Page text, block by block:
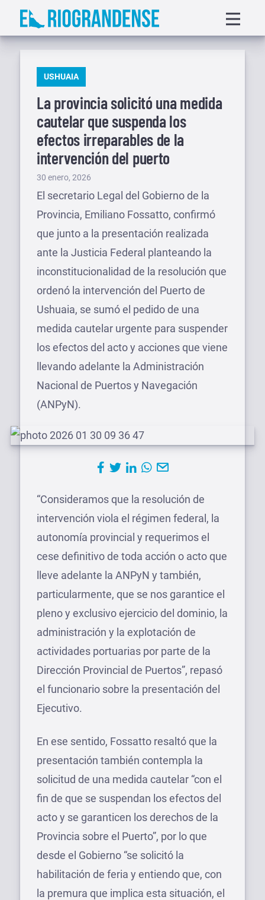
Saltar
menu
PUBLICADO
USHUAIA
La provincia solicitó una medida
cautelar que suspenda los
efectos irreparables de la
intervención del puerto
Publicado
el
30 enero, 2026
El secretario Legal del Gobierno de la
Provincia, Emiliano Fossatto, confirmó
que junto a la presentación realizada
ante la Justicia Federal planteando la
inconstitucionalidad de la resolución que
ordenó la intervención del Puerto de
Ushuaia, se sumó el pedido de una
medida cautelar urgente para suspender
los efectos del acto y acciones que viene
llevando adelante la Administración
Nacional de Puertos y Navegación
(ANPyN).
“Consideramos que la resolución de
intervención viola el régimen federal, la
autonomía provincial y requerimos el
cese definitivo de toda acción o acto que
lleve adelante la ANPyN y también,
particularmente, que se nos garantice el
pleno y exclusivo ejercicio del dominio, la
administración y la explotación de
actividades portuarias por parte de la
Dirección Provincial de Puertos”, repasó
el funcionario sobre la presentación del
Ejecutivo.
En ese sentido, Fossatto resaltó que la
presentación también contempla la
solicitud de una medida cautelar “con el
fin de que se suspendan los efectos del
acto y se garanticen los derechos de la
Provincia sobre el Puerto”, por lo que
desde el Gobierno “se solicitó la
habilitación de feria y entiendo que, con
la premura que implica esta situación, el